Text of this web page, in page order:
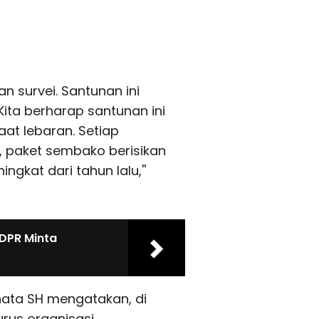
survei. Santunan ini
berharap santunan ini
lebaran. Setiap
sembako berisikan
dari tahun lalu,''
Minta
SH mengatakan, di